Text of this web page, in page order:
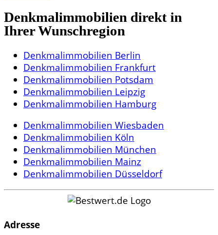
Denkmalimmobilien direkt in
Ihrer Wunschregion
Denkmalimmobilien Berlin
Denkmalimmobilien Frankfurt
Denkmalimmobilien Potsdam
Denkmalimmobilien Leipzig
Denkmalimmobilien Hamburg
Denkmalimmobilien Wiesbaden
Denkmalimmobilien Köln
Denkmalimmobilien München
Denkmalimmobilien Mainz
Denkmalimmobilien Düsseldorf
Adresse